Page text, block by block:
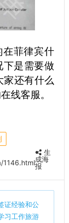
菲律宾什
下是需要做
家还有什么
线客服。
1146.html
生
成海
报
证经验和公
习工作旅游